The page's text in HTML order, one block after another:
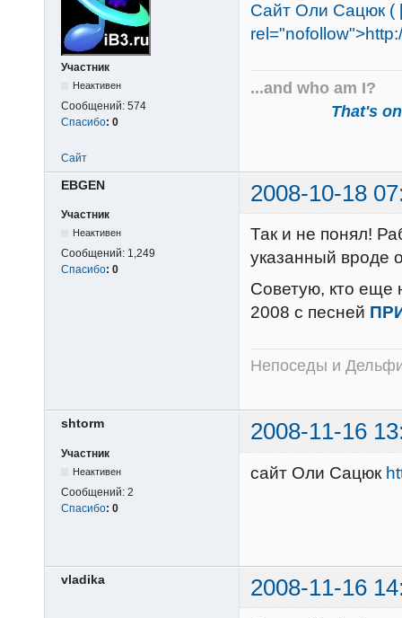
Участник
Неактивен
Сообщений: 574
Спасибо: 0
Сайт Оли Сацюк (
...and who am I?
That's
Сайт
EВGEN 2008-10-18
Участник
Неактивен
Сообщений: 1,249
Спасибо: 0
Так и не понял!
указанный вроде
Советую, кто еще
2008 с песней
Непоседы и
shtorm 2008-11-16
Участник
Неактивен
Сообщений: 2
Спасибо: 0
сайт Оли Сацюк
vladika 2008-11-16